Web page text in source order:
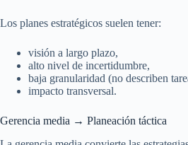
Los planes estratégicos suelen tener:
visión a largo plazo,
alto nivel de incertidumbre,
baja granularidad (no describen
impacto transversal.
Gerencia media → Planeación táctica